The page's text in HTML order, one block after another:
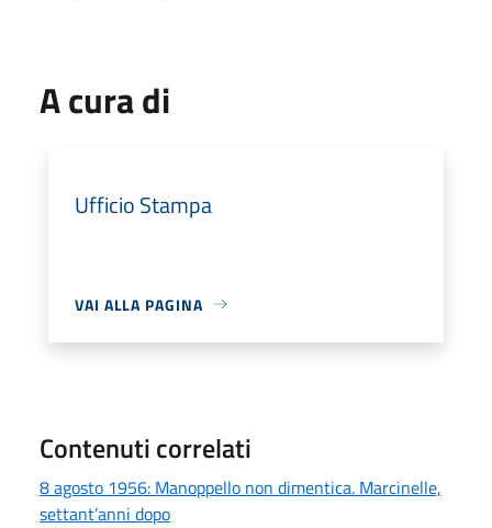
A cura di
Ufficio Stampa
VAI ALLA PAGINA
Contenuti correlati
8 agosto 1956: Manoppello non dimentica. Marcinelle,
settant’anni dopo